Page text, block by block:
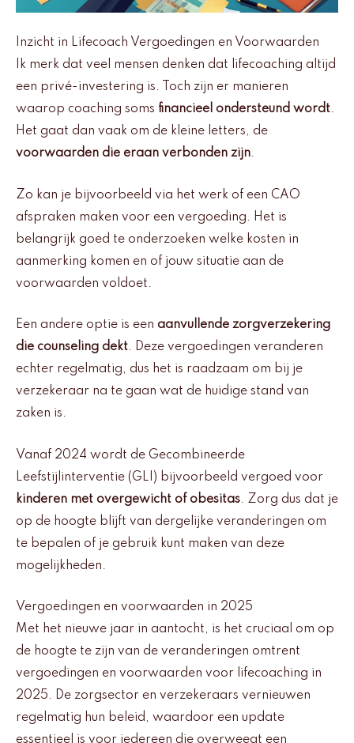
Inzicht in Lifecoach Vergoedingen en Voorwaarden
Ik merk dat veel mensen denken dat lifecoaching altijd
een privé-investering is. Toch zijn er manieren
waarop coaching soms financieel ondersteund wordt.
Het gaat dan vaak om de kleine letters, de
voorwaarden die eraan verbonden zijn.
Zo kan je bijvoorbeeld via het werk of een CAO
afspraken maken voor een vergoeding. Het is
belangrijk goed te onderzoeken welke kosten in
aanmerking komen en of jouw situatie aan de
voorwaarden voldoet.
Een andere optie is een aanvullende zorgverzekering
die counseling dekt. Deze vergoedingen veranderen
echter regelmatig, dus het is raadzaam om bij je
verzekeraar na te gaan wat de huidige stand van
zaken is.
Vanaf 2024 wordt de Gecombineerde
Leefstijlinterventie (GLI) bijvoorbeeld vergoed voor
kinderen met overgewicht of obesitas. Zorg dus dat je
op de hoogte blijft van dergelijke veranderingen om
te bepalen of je gebruik kunt maken van deze
mogelijkheden.
Vergoedingen en voorwaarden in 2025
Met het nieuwe jaar in aantocht, is het cruciaal om op
de hoogte te zijn van de veranderingen omtrent
vergoedingen en voorwaarden voor lifecoaching in
2025. De zorgsector en verzekeraars vernieuwen
regelmatig hun beleid, waardoor een update
essentieel is voor iedereen die overweegt een